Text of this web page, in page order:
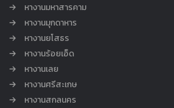
หางานมหาสารคาม
หางานมุกดาหาร
หางานยโสธร
หางานร้อยเอ็ด
หางานเลย
หางานศรีสะเกษ
หางานสกลนคร